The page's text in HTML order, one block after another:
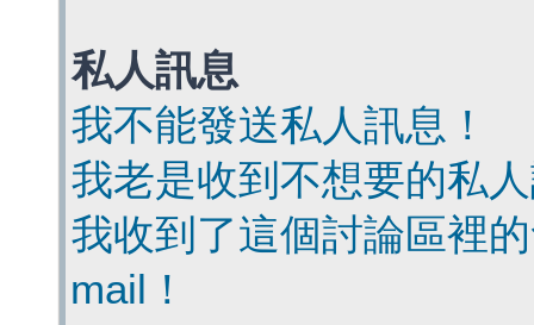
私人訊息
我不能發送私人訊息！
我老是收到不想要的私
我收到了這個討論區裡
mail！